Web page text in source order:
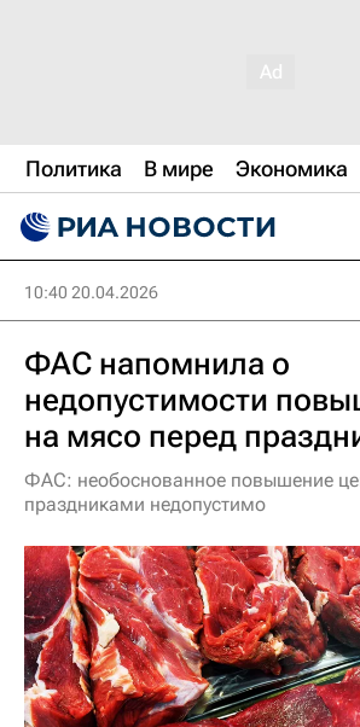
Политика В мире Экономика
10:40 20.04.2026
ФАС напомнила о
недопустимости
на мясо перед
ФАС: необоснованное повышение
праздниками недопустимо